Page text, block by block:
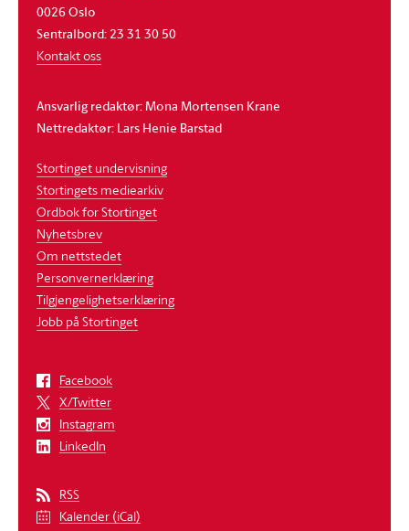
0026 Oslo
Sentralbord: 23 31 30 50
Kontakt oss
Ansvarlig redaktør: Mona Mortensen Krane
Nettredaktør: Lars Henie Barstad
Stortinget undervisning
Stortingets mediearkiv
Ordbok for Stortinget
Nyhetsbrev
Om nettstedet
Personvernerklæring
Tilgjengelighetserklæring
Jobb på Stortinget
Facebook
X/Twitter
Instagram
LinkedIn
RSS
Kalender (iCal)